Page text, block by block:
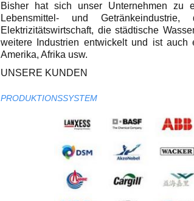
Bisher hat sich unser Unternehmen zu
Lebensmittel- und
Elektrizitätswirtschaft, die städtische
weitere Industrien entwickelt und ist
Amerika, Afrika usw.
UNSERE KUNDEN
PRODUKTIONSSYSTEM